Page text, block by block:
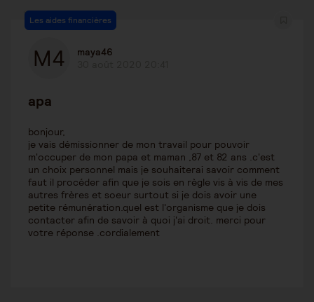
Les aides financières
maya46
apa
bonjour,
je vais démissionner de mon travail pour pouvoir
m'occuper de mon papa et maman ,87 et 82 ans .c'est
un choix personnel mais je souhaiterai savoir comment
faut il procéder afin que je sois en règle vis à vis de mes
autres frères et soeur surtout si je dois avoir une
petite rémunération.quel est l'organisme que je dois
contacter afin de savoir à quoi j'ai droit. merci pour
votre réponse .cordialement